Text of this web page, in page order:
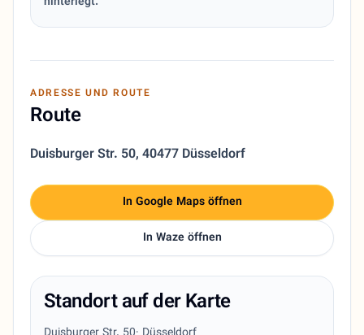
ADRESSE UND ROUTE
Route
Duisburger Str. 50, 40477 Düsseldorf
In Google Maps öffnen
In Waze öffnen
Standort auf der Karte